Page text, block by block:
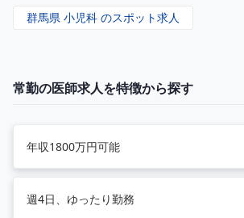
群馬県 小児科 のスポット求人
常勤の医師求人を特徴から探す
年収1800万円可能
週4日、ゆったり勤務